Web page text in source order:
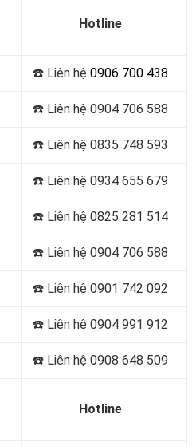
Hotline
☎️ Liên hệ 0906 700 438
☎️ Liên hệ 0904 706 588
☎️ Liên hệ 0835 748 593
☎️ Liên hệ 0934 655 679
☎️ Liên hệ 0825 281 514
☎️ Liên hệ 0904 706 588
☎️ Liên hệ 0901 742 092
☎️ Liên hệ 0904 991 912
☎️ Liên hệ 0908 648 509
Hotline